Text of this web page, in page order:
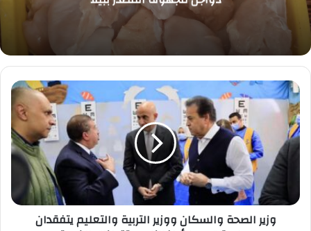
وزير
الصحة
والسكان
ووزير
التربية
والتعليم
يتفقدان
"عيون
أطفالناوزير الصحة والسكان ووزير التربية والتعليم يتفقدان